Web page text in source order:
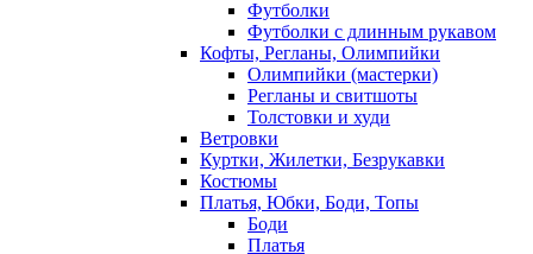
Футболки
Футболки с длинным рукавом
Кофты, Регланы, Олимпийки
Олимпийки (мастерки)
Регланы и свитшоты
Толстовки и худи
Ветровки
Куртки, Жилетки, Безрукавки
Костюмы
Платья, Юбки, Боди, Топы
Боди
Платья